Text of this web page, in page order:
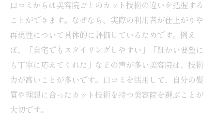
口コミからは美容院ごとのカット技術の違いを把握する
ことができます。なぜなら、実際の利用者が仕上がりや
再現性について具体的に評価しているためです。例え
ば、「自宅でもスタイリングしやすい」「細かい要望に
も丁寧に応えてくれた」などの声が多い美容院は、技術
力が高いことが多いです。口コミを活用して、自分の髪
質や理想に合ったカット技術を持つ美容院を選ぶことが
大切です。